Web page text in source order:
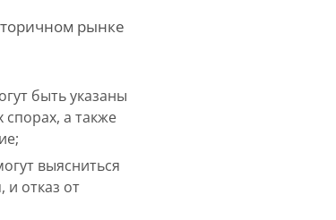
рынке
быть указаны
а также
выясниться
отказ от